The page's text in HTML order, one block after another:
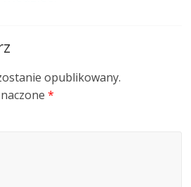
opublikowany.
*